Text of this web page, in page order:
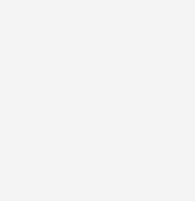
verstehen sich für Module/Pakete
(".de"). Module, die auch
Schweiz, Italien und
sind, tragen ein entsprechendes
und können gegen einen Aufpreis
dem jeweiligen ".de"-Modul
einen Aufpreis von 25% mit
(.at, .ch, .it bzw. .uk) erweitert
umfasst alle entsprechenden
des Kaufs verfügbar sind. Das
als nach deutscher Norm.